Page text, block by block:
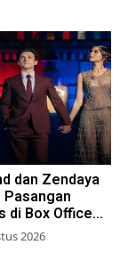
dan Zendaya
di Box Office
2026